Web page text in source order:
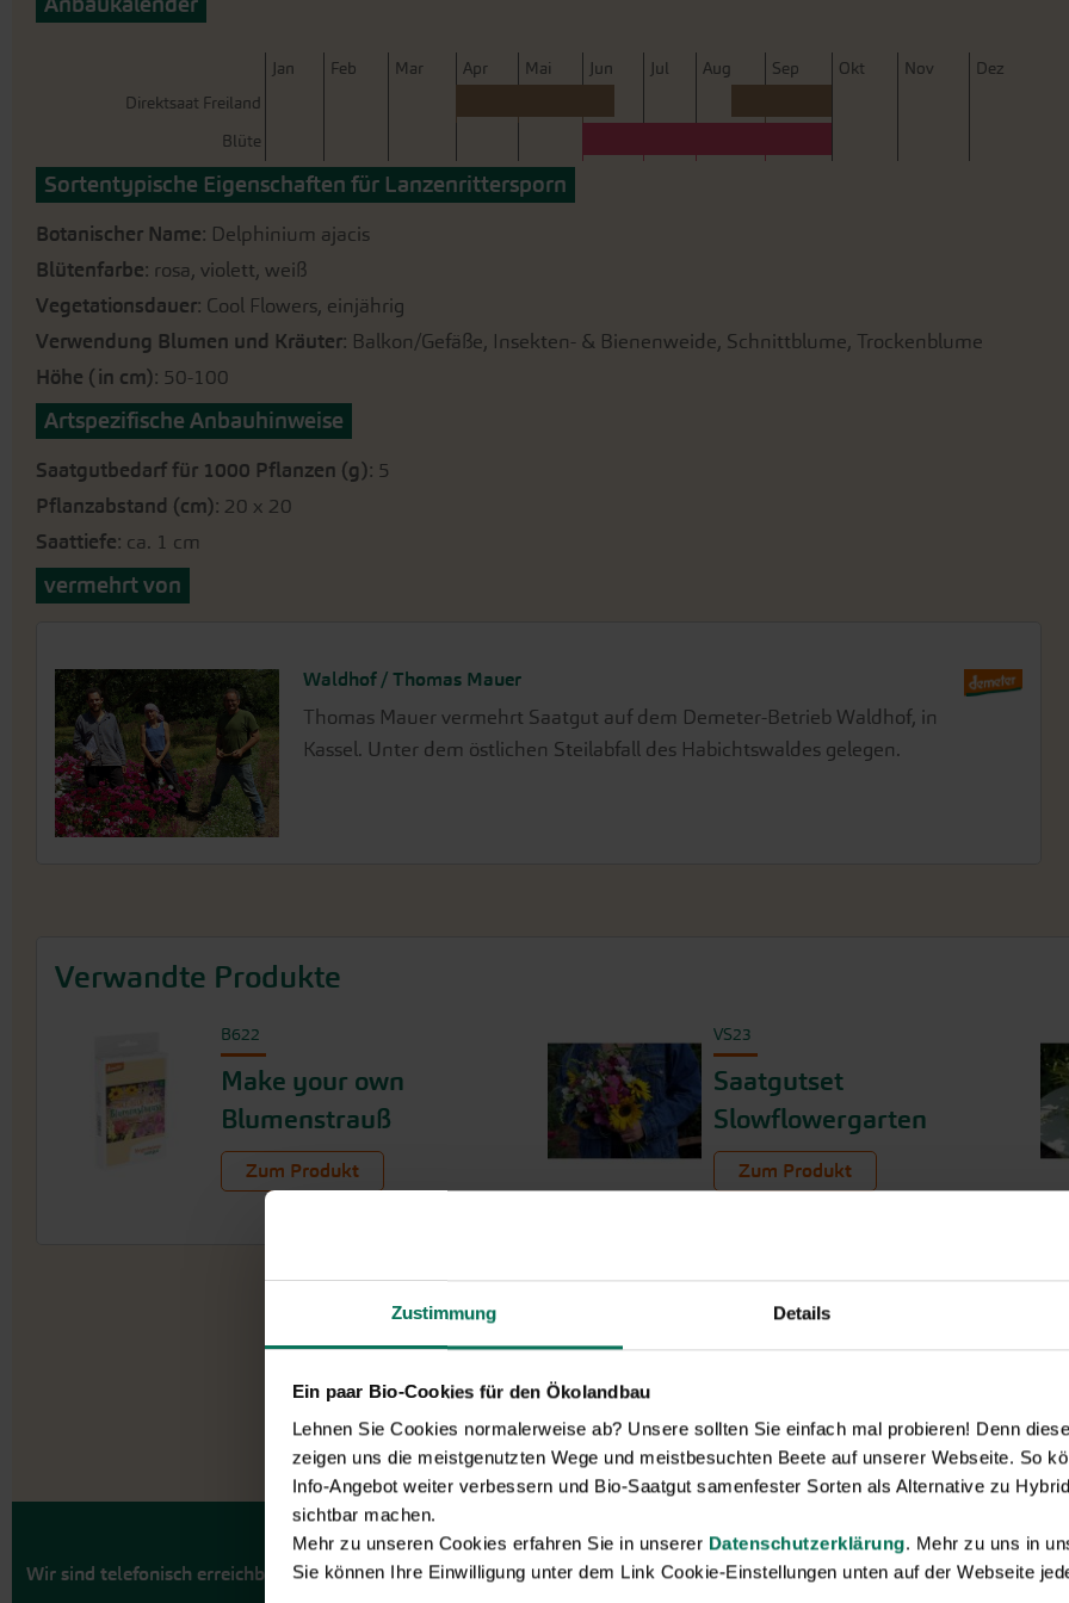
Zustimmung Details
Ein paar Bio-Cookies für den Ökolandbau
Lehnen Sie Cookies normalerweise ab? Unsere sollten Sie einfach mal probieren! Denn
zeigen uns die meistgenutzten Wege und meistbesuchten Beete auf unserer Webseite. So
Info-Angebot weiter verbessern und Bio-Saatgut samenfester Sorten als Alternative zu
sichtbar machen.
Mehr zu unseren Cookies erfahren Sie in unserer Datenschutzerklärung. Mehr zu uns in
Sie können Ihre Einwilligung unter dem Link Cookie-Einstellungen unten auf der Webseite
der
Jan Feb Mar Apr Mai Jun Jul Aug Sep Okt Nov Dez
Direktsaat Freiland
Blüte
Sortentypische Eigenschaften für Lanzenrittersporn
Botanischer Name: Delphinium ajacis
Blütenfarbe: rosa, violett, weiß
Vegetationsdauer: Cool Flowers, einjährig
Verwendung Blumen und Kräuter: Balkon/Gefäße, Insekten- & Bienenweide, Schnittblume, Trockenblume
Höhe (in cm): 50-100
Artspezifische Anbauhinweise
Saatgutbedarf für 1000 Pflanzen (g): 5
Pflanzabstand (cm): 20 x 20
Saattiefe: ca. 1 cm
vermehrt von
Waldhof / Thomas Mauer
Thomas Mauer vermehrt Saatgut auf dem Demeter-Betrieb Waldhof, in
Kassel. Unter dem östlichen Steilabfall des Habichtswaldes gelegen.
Verwandte Produkte
B622
Make your own
Blumenstrauß
Zum Produkt
VS23
Saatgutset
Slowflowergarten
Zum Produkt
Wir sind telefonisch erreichbar:
Neuheiten & Sortenempfehlungen 2026